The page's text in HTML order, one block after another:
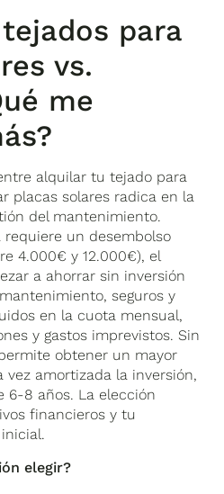
para
vs.
me
alquilar tu tejado para
placas solares radica en la
del mantenimiento.
un desembolso
4.000€ y 12.000€), el
a ahorrar sin inversión
seguros y
en la cuota mensual,
y gastos imprevistos. Sin
obtener un mayor
vez amortizada la inversión,
6-8 años. La elección
financieros y tu
elegir?